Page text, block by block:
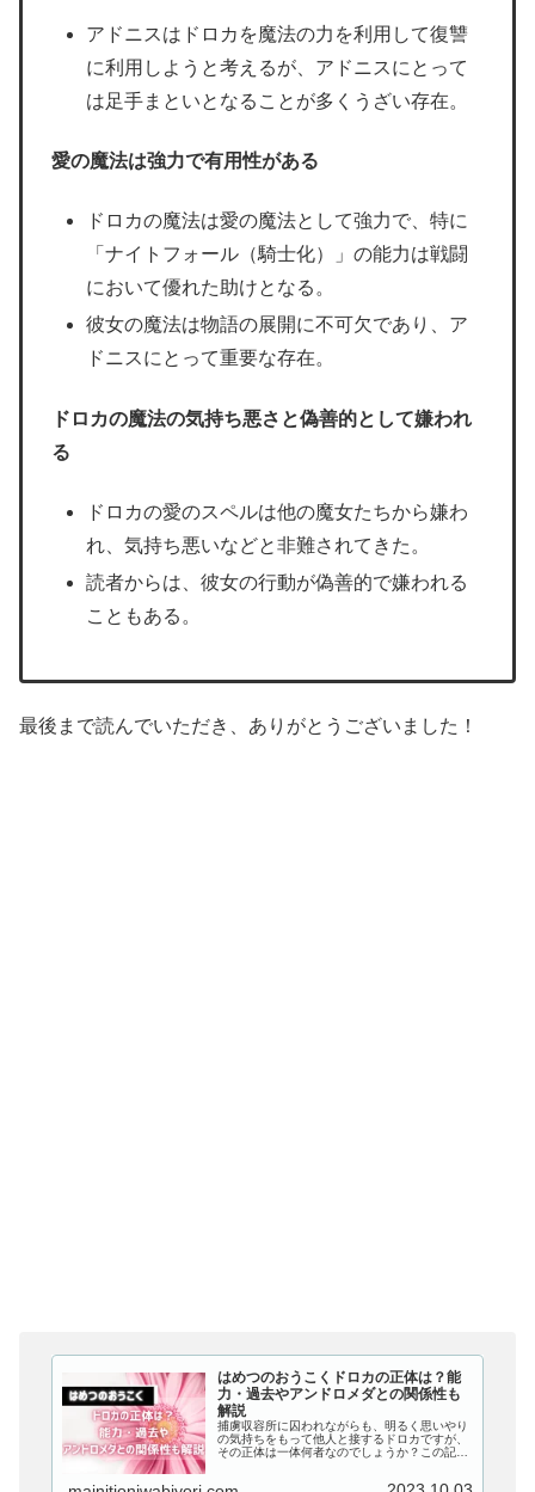
アドニスはドロカを魔法の力を利用して復讐
に利用しようと考えるが、アドニスにとって
は足手まといとなることが多くうざい存在。
愛の魔法は強力で有用性がある
ドロカの魔法は愛の魔法として強力で、特に
「ナイトフォール（騎士化）」の能力は戦闘
において優れた助けとなる。
彼女の魔法は物語の展開に不可欠であり、ア
ドニスにとって重要な存在。
ドロカの魔法の気持ち悪さと偽善的として嫌われ
る
ドロカの愛のスペルは他の魔女たちから嫌わ
れ、気持ち悪いなどと非難されてきた。
読者からは、彼女の行動が偽善的で嫌われる
こともある。
最後まで読んでいただき、ありがとうございました！
はめつのおうこくドロカの正体は？能
力・過去やアンドロメダとの関係性も
解説
捕虜収容所に囚われながらも、明るく思いやり
の気持ちをもって他人と接するドロカですが、
その正体は一体何者なのでしょうか？この記事